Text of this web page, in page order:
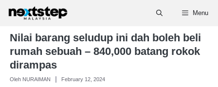
Skip
content
Menu
Nilai barang seludup ini dah boleh beli
rumah sebuah – 840,000 batang rokok
dirampas
Oleh NURAIMAN February 12, 2024